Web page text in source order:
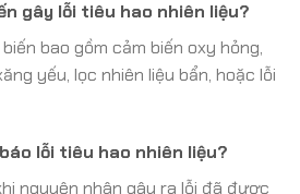
gây lỗi tiêu hao nhiên liệu?
bao gồm cảm biến oxy hỏng,
yếu, lọc nhiên liệu bẩn, hoặc lỗi
lỗi tiêu hao nhiên liệu?
nguyên nhân gây ra lỗi đã được